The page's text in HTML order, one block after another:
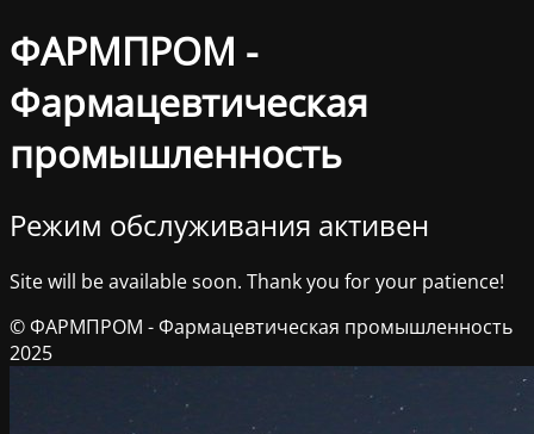
ФАРМПРОМ -
Фармацевтическая
промышленность
Режим обслуживания активен
Site will be available soon. Thank you for your patience!
© ФАРМПРОМ - Фармацевтическая промышленность
2025